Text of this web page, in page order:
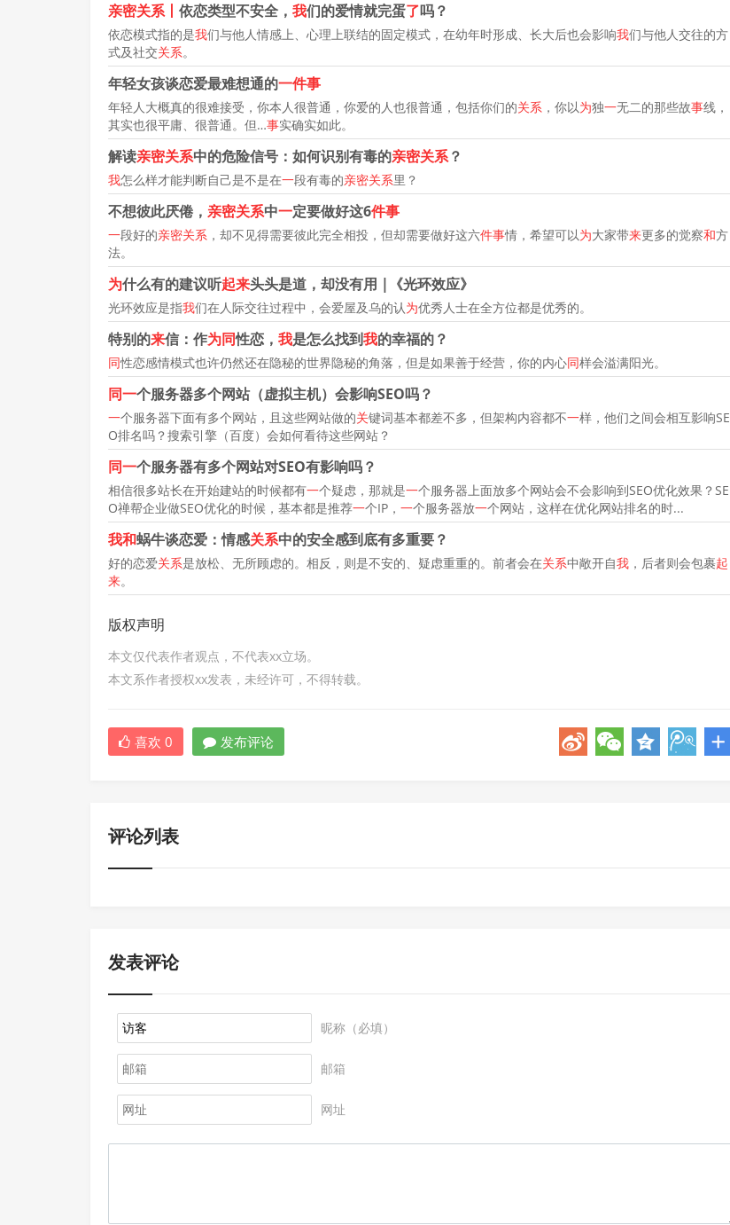
亲密关系丨 依恋类型不安全， 我们的爱情就完蛋了吗？
依恋模式指的是我们与他人情感上、心理上联结的固定模式，在幼年时形成、长大后也会影响我们与他人交往的方
式及社交关系。
年轻女孩谈恋爱最难想通的一件事
年轻人大概真的很难接受，你本人很普通，你爱的人也很普通，包括你们的关系 ，你以为独一无二的那些故事线，
其实也很平庸、很普通。但…事实确实如此。
解读亲密关系中的危险信号：如何识别有毒的亲密关系？
我怎么样才能判断自己是不是在一段有毒的亲密关系里？
不想彼此厌倦， 亲密关系中一定要做好这6件事
一段好的亲密关系 ，却不见得需要彼此完全相投，但却需要做好这六件事情，希望可以为大家带来更多的觉察和方
法。
为什么有的建议听起来头头是道，却没有用 |《光环效应》
光环效应是指我们在人际交往过程中，会爱屋及乌的认为优秀人士在全方位都是优秀的。
特别的来信：作为同性恋， 我是怎么找到我的幸福的？
同性恋感情模式也许仍然还在隐秘的世界隐秘的角落，但是如果善于经营，你的内心同样会溢满阳光。
同一个服务器多个网站（虚拟主机）会影响SEO吗？
一个服务器下面有多个网站，且这些网站做的关键词基本都差不多，但架构内容都不一样，他们之间会相互影响SE
O排名吗？搜索引擎（百度）会如何看待这些网站？
同一个服务器有多个网站对SEO有影响吗？
相信很多站长在开始建站的时候都有一个疑虑，那就是一个服务器上面放多个网站会不会影响到SEO优化效果？SE
O禅帮企业做SEO优化的时候，基本都是推荐一个IP， 一个服务器放一个网站，这样在优化网站排名的时...
我和蜗牛谈恋爱：情感关系中的安全感到底有多重要？
好的恋爱关系是放松、无所顾虑的。相反，则是不安的、疑虑重重的。前者会在关系中敞开自我 ，后者则会包裹起
来。
版权声明
本文仅代表作者观点，不代表xx立场。
本文系作者授权xx发表，未经许可，不得转载。
喜欢 0 发布评论
评论列表
发表评论
昵称（必填）
邮箱
网址